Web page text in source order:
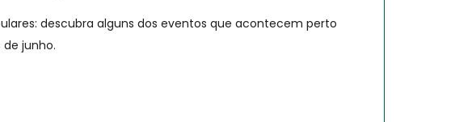
descubra alguns dos eventos que acontecem perto
junho.